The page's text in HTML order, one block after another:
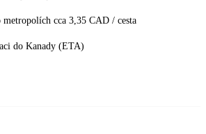
cca 3,35 CAD / cesta
do Kanady (ETA)